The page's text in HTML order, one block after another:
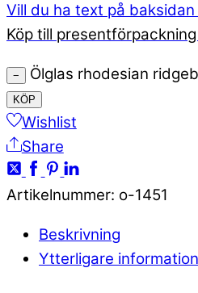
Vill du ha text på
Köp till
− Ölglas rhodesian
KÖP
Wishlist
Share
Artikelnummer: o-1451
Beskrivning
Ytterligare information